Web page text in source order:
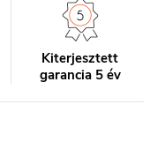
Kiterjesztett
garancia 5 év